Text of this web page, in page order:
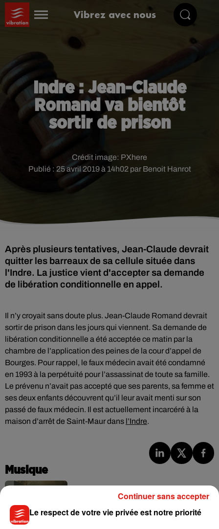
Vibrez avec nous
Indre : Jean-Claude
Romand va bientôt
sortir de prison
Publié : 25 avril 2019 à 14h02 par Benoit Hanrot
Crédit image: PXhere
Après plusieurs tentatives, Jean-Claude devrait
quitter les barreaux de sa cellule située dans
l'Indre. La justice vient d'accepter sa demande
de libération conditionnelle en appel.
Il n’y croyait sans doute plus. Jean-Claude Romand devrait
sortir de prison dans les jours qui viennent. Sa demande de
libération conditionnelle a été acceptée ce matin par la
chambre de l’application des peines de la cour d’appel de
Bourges. Pour rappel, le faux médecin avait été condamné
en 1993 à la perpétuité pour l’assassinat de toute sa famille.
Le prévenu n’avait pas accepté que ses parents, sa femme et
ses deux enfants découvrent qu’il leur avait menti sur son
passé de faux médecin. Il est actuellement incarcéré à la
maison d’arrêt de Saint-Maur dans l’Indre.
Musique
dans son nouveau clip
Le respect de votre vie privée est notre priorité
Continuer sans accepter